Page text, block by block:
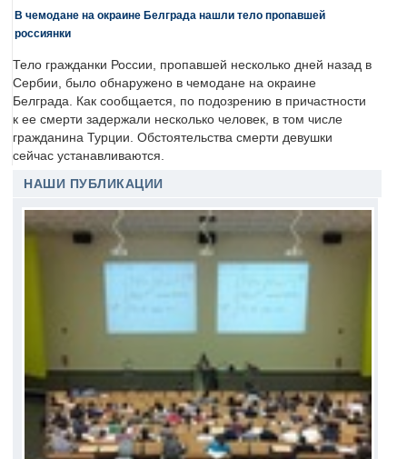
В чемодане на окраине Белграда нашли тело пропавшей
россиянки
Тело гражданки России, пропавшей несколько дней назад в
Сербии, было обнаружено в чемодане на окраине
Белграда. Как сообщается, по подозрению в причастности
к ее смерти задержали несколько человек, в том числе
гражданина Турции. Обстоятельства смерти девушки
сейчас устанавливаются.
НАШИ ПУБЛИКАЦИИ